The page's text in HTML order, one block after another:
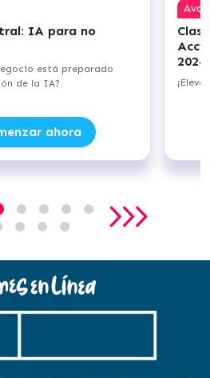
IA para no
está preparado
de la IA?
ahora
2024